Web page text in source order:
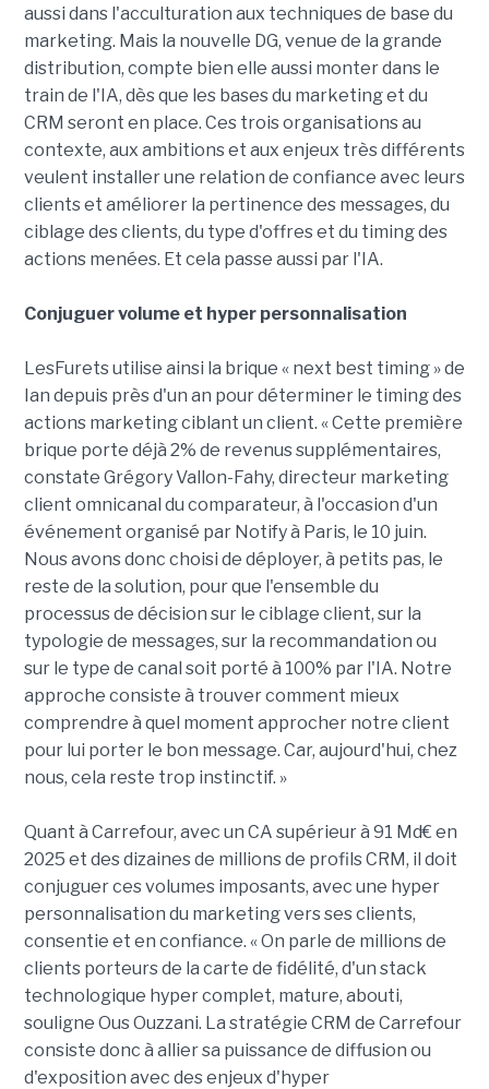
aussi dans l'acculturation aux techniques de base du
marketing. Mais la nouvelle DG, venue de la grande
distribution, compte bien elle aussi monter dans le
train de l'IA, dès que les bases du marketing et du
CRM seront en place. Ces trois organisations au
contexte, aux ambitions et aux enjeux très différents
veulent installer une relation de confiance avec leurs
clients et améliorer la pertinence des messages, du
ciblage des clients, du type d'offres et du timing des
actions menées. Et cela passe aussi par l'IA.
Conjuguer volume et hyper personnalisation
LesFurets utilise ainsi la brique « next best timing » de
Ian depuis près d'un an pour déterminer le timing des
actions marketing ciblant un client. « Cette première
brique porte déjà 2% de revenus supplémentaires,
constate Grégory Vallon-Fahy, directeur marketing
client omnicanal du comparateur, à l'occasion d'un
événement organisé par Notify à Paris, le 10 juin.
Nous avons donc choisi de déployer, à petits pas, le
reste de la solution, pour que l'ensemble du
processus de décision sur le ciblage client, sur la
typologie de messages, sur la recommandation ou
sur le type de canal soit porté à 100% par l'IA. Notre
approche consiste à trouver comment mieux
comprendre à quel moment approcher notre client
pour lui porter le bon message. Car, aujourd'hui, chez
nous, cela reste trop instinctif. »
Quant à Carrefour, avec un CA supérieur à 91 Md€ en
2025 et des dizaines de millions de profils CRM, il doit
conjuguer ces volumes imposants, avec une hyper
personnalisation du marketing vers ses clients,
consentie et en confiance. « On parle de millions de
clients porteurs de la carte de fidélité, d'un stack
technologique hyper complet, mature, abouti,
souligne Ous Ouzzani. La stratégie CRM de Carrefour
consiste donc à allier sa puissance de diffusion ou
d'exposition avec des enjeux d'hyper